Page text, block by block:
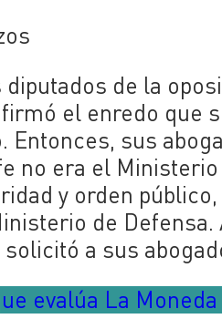
de la
el enredo que
Entonces, sus
no era el
y orden
de
a sus
evalúa La